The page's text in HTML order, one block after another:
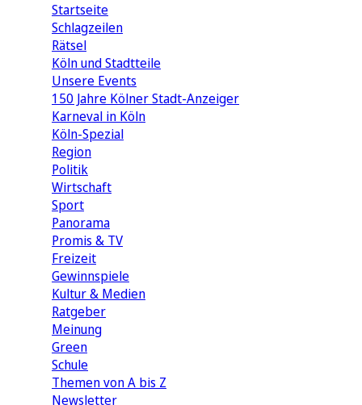
Startseite
Schlagzeilen
Rätsel
Köln und Stadtteile
Unsere Events
150 Jahre Kölner Stadt-Anzeiger
Karneval in Köln
Köln-Spezial
Region
Politik
Wirtschaft
Sport
Panorama
Promis & TV
Freizeit
Gewinnspiele
Kultur & Medien
Ratgeber
Meinung
Green
Schule
Themen von A bis Z
Newsletter